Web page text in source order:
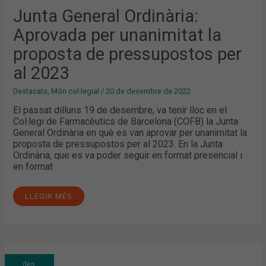
Junta General Ordinària:
Aprovada per unanimitat la
proposta de pressupostos per
al 2023
Destacats Món col·legial /20 de desembre de 2022
El passat dilluns 19 de desembre, va tenir lloc en el
Col·legi de Farmacèutics de Barcelona (COFB) la Junta
General Ordinària en què es van aprovar per unanimitat la
proposta de pressupostos per al 2023. En la Junta
Ordinària, que es va poder seguir en format presencial i
en format
LLEGIR MÉS
des.
JUNTA